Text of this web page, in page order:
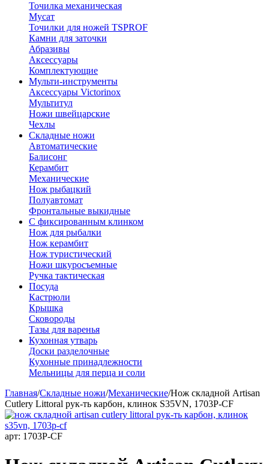
Точилка механическая
Мусат
Точилки для ножей TSPROF
Камни для заточки
Абразивы
Аксессуары
Комплектующие
Мульти-инструменты
Аксессуары Victorinox
Мультитул
Ножи швейцарские
Чехлы
Складные ножи
Автоматические
Балисонг
Керамбит
Механические
Нож рыбацкий
Полуавтомат
Фронтальные выкидные
С фиксированным клинком
Нож для рыбалки
Нож керамбит
Нож туристический
Ножи шкуросъемные
Ручка тактическая
Посуда
Кастрюли
Крышка
Сковороды
Тазы для варенья
Кухонная утварь
Доски разделочные
Кухонные принадлежности
Мельницы для перца и соли
Главная/Складные ножи/Механические/Нож складной Artisan
Cutlery Littoral рук-ть карбон, клинок S35VN, 1703P-CF
арт: 1703P-CF